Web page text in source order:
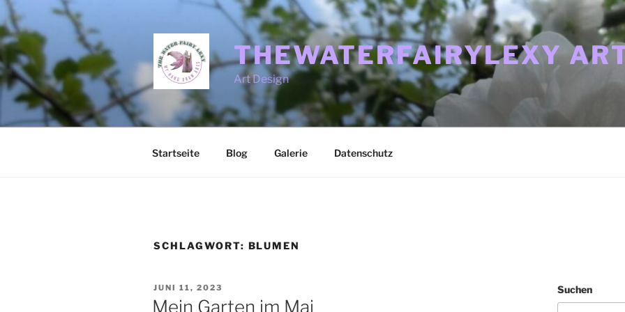
Zum
Inhalt
springen
THEWATERFAIRYLEXY
Art Design
Startseite Blog Galerie Datenschutz
SCHLAGWORT: BLUMEN
VERÖFFENTLICHT
AM
JUNI 11, 2023
Mein Garten im Mai
Suchen